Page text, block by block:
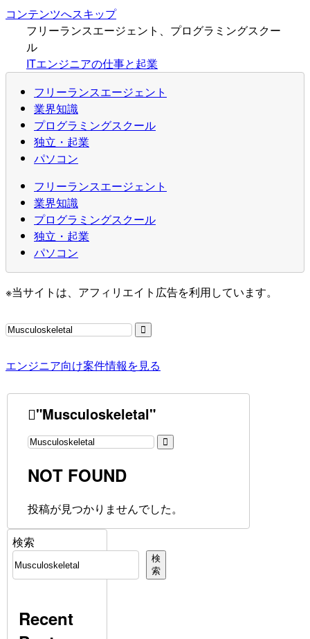
コンテンツへスキップ
フリーランスエージェント、プログラミングスクー
ル
ITエンジニアの仕事と起業
フリーランスエージェント
業界知識
プログラミングスクール
独立・起業
パソコン
フリーランスエージェント
業界知識
プログラミングスクール
独立・起業
パソコン
※当サイトは、アフィリエイト広告を利用しています。
エンジニア向け案件情報を見る
"Musculoskeletal"
NOT FOUND
投稿が見つかりませんでした。
検索
検
索
Recent